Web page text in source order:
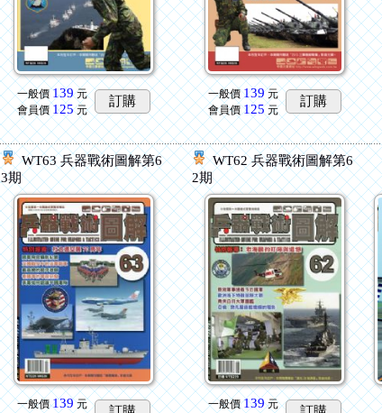
一般價 139元
會員價 125元
訂購 一般價 139元
會員價 125元
訂購
WT63 兵器戰術圖解第6
3期
一般價 139元
WT62 兵器戰術圖解第6
2期
一般價 139元